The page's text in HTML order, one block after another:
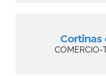
Cortinas